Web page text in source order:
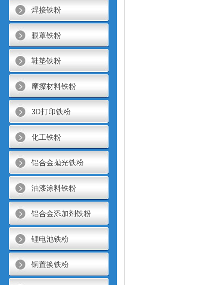
焊接铁粉
眼罩铁粉
鞋垫铁粉
摩擦材料铁粉
3D打印铁粉
化工铁粉
铝合金抛光铁粉
油漆涂料铁粉
铝合金添加剂铁粉
锂电池铁粉
铜置换铁粉